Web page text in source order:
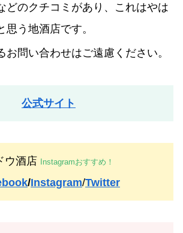
どのクチコミがあり、これはやは
思う地酒店です。
お問い合わせはご遠慮ください。
公式サイト
ウ酒店 Instagramおすすめ！
/Instagram/Twitter